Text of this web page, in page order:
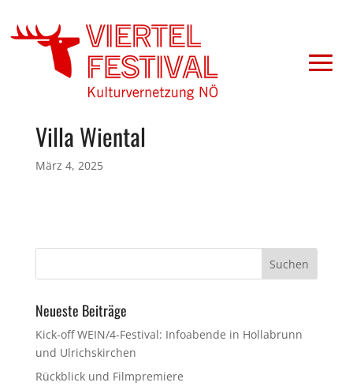
Villa Wiental
März 4, 2025
Neueste Beiträge
Kick-off WEIN/4-Festival: Infoabende in Hollabrunn
und Ulrichskirchen
Rückblick und Filmpremiere